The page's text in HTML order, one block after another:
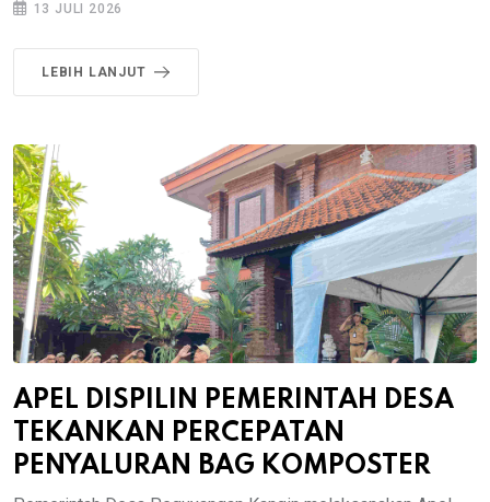
13 JULI 2026
LEBIH LANJUT
APEL DISPILIN PEMERINTAH DESA
TEKANKAN PERCEPATAN
PENYALURAN BAG KOMPOSTER